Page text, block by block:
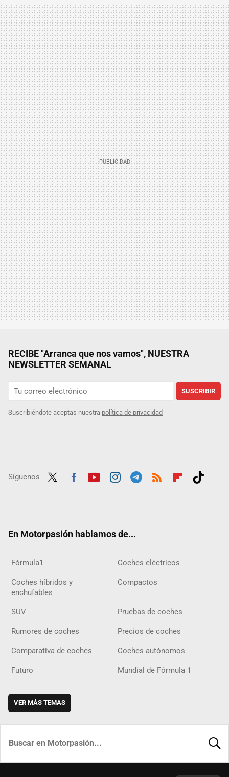
RECIBE "Arranca que nos vamos", NUESTRA
NEWSLETTER SEMANAL
SUSCRIBIR
Suscribiéndote aceptas nuestra política de privacidad
Síguenos
En Motorpasión hablamos de...
Fórmula1 Coches eléctricos
Coches híbridos y
enchufables
Compactos
SUV Pruebas de coches
Rumores de coches Precios de coches
Comparativa de coches Coches autónomos
Futuro Mundial de Fórmula 1
VER MÁS TEMAS